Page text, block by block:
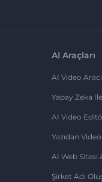
AI Araçları
AI Video Aracı
Yapay Zeka
AI Video
Yazıdan
AI Web Sitesi
Şirket Adı